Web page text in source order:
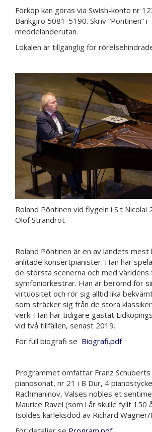
Förköp kan göras via Swish-konto nr
Bankgiro 5081-5190. Skriv ”Pöntinen” i
meddelanderutan.
Lokalen är tillgänglig för
Roland Pöntinen vid flygeln i S:t Nicolai
Olof Strandrot
Roland Pöntinen är en av landets mest
anlitade konsertpianister. Han har
de största scenerna och med världens
symfoniorkestrar. Han är berömd för
virtuositet och rör sig alltid lika
som sträcker sig från de stora
verk. Han har tidigare gästat
vid två tillfällen, senast 2019.
För full biografi se Biografi.pdf
Programmet omfattar Franz
pianosonat, nr 21 i B Dur, 4
Rachmaninov, Valses nobles et
Maurice Ravel (som i år skulle fyllt 150
Isoldes kärleksdöd av Richard Wagner/